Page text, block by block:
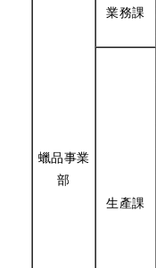
蠟品事業
部
業務課
生產課